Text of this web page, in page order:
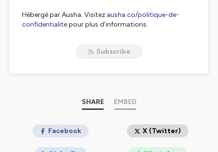
Hébergé par Ausha. Visitez ausha.co/politique-de-
confidentialitepour plus d'informations.
Subscribe
SHARE EMBED
Facebook X (Twitter)